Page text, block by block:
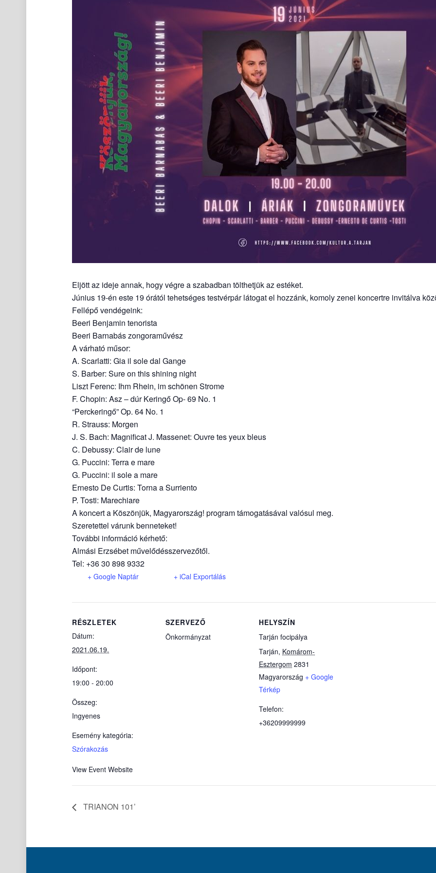
Eljött az ideje annak, hogy végre a szabadban tölthetjük az estéket.
Június 19-én este 19 órától tehetséges testvérpár látogat el hozzánk, komoly zenei koncertre invitálva
Fellépő vendégeink:
Beeri Benjamin tenorista
Beeri Barnabás zongoraművész
A várható műsor:
A. Scarlatti: Gia il sole dal Gange
S. Barber: Sure on this shining night
Liszt Ferenc: Ihm Rhein, im schönen Strome
F. Chopin: Asz – dúr Keringő Op- 69 No. 1
“Perckeringő” Op. 64 No. 1
R. Strauss: Morgen
J. S. Bach: Magnificat J. Massenet: Ouvre tes yeux bleus
C. Debussy: Clair de lune
G. Puccini: Terra e mare
G. Puccini: il sole a mare
Ernesto De Curtis: Torna a Surriento
P. Tosti: Marechiare
A koncert a Köszönjük, Magyarország! program támogatásával valósul meg.
Szeretettel várunk benneteket!
További információ kérhető:
Almási Erzsébet művelődésszervezőtől.
Tel: +36 30 898 9332
+ Google Naptár + iCal Exportálás
RÉSZLETEK
Dátum:
2021.06.19.
Időpont:
19:00 - 20:00
Összeg:
Ingyenes
Esemény kategória:
Szórakozás
View Event Website
SZERVEZŐ
Önkormányzat
HELYSZÍN
Tarján focipálya
Tarján, Komárom-
Esztergom 2831
Magyarország + Google
Térkép
Telefon:
+36209999999
TRIANON 101’